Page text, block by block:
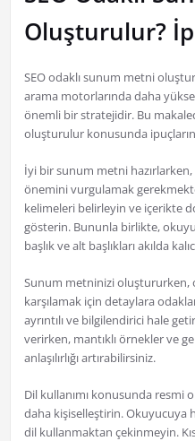
Oluşturulur?
SEO odaklı sunum metni
arama motorlarında daha
önemli bir stratejidir. Bu
oluşturulur konusunda
İyi bir sunum metni hazırlarken,
önemini vurgulamak
kelimeleri belirleyin ve içerikte
gösterin. Bununla birlikte,
başlık ve alt başlıkları akılda
Sunum metninizi oluştururken,
karşılamak için detaylara
ayrıntılı ve bilgilendirici hale
verirken, mantıklı örnekler ve
anlaşılırlığı artırabilirsiniz.
Dil kullanımı konusunda resmi
daha kişiselleştirin. Okuyucuya
dil kullanmaktan çekinmeyin.